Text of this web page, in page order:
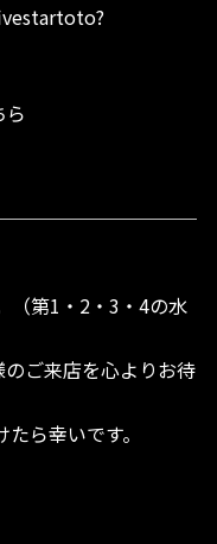
（第1・2・3・4の水
ご来店を心よりお待
ら幸いです。